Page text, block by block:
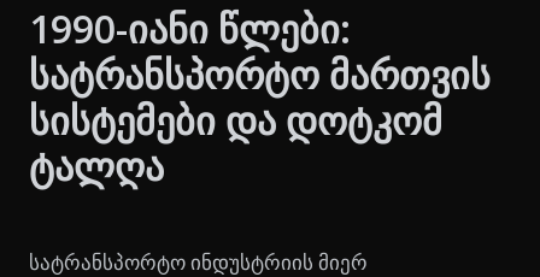
1990-იანი წლები:
სატრანსპორტო მართვის
სისტემები და დოტკომ
ტალღა
სატრანსპორტო ინდუსტრიის მიერ